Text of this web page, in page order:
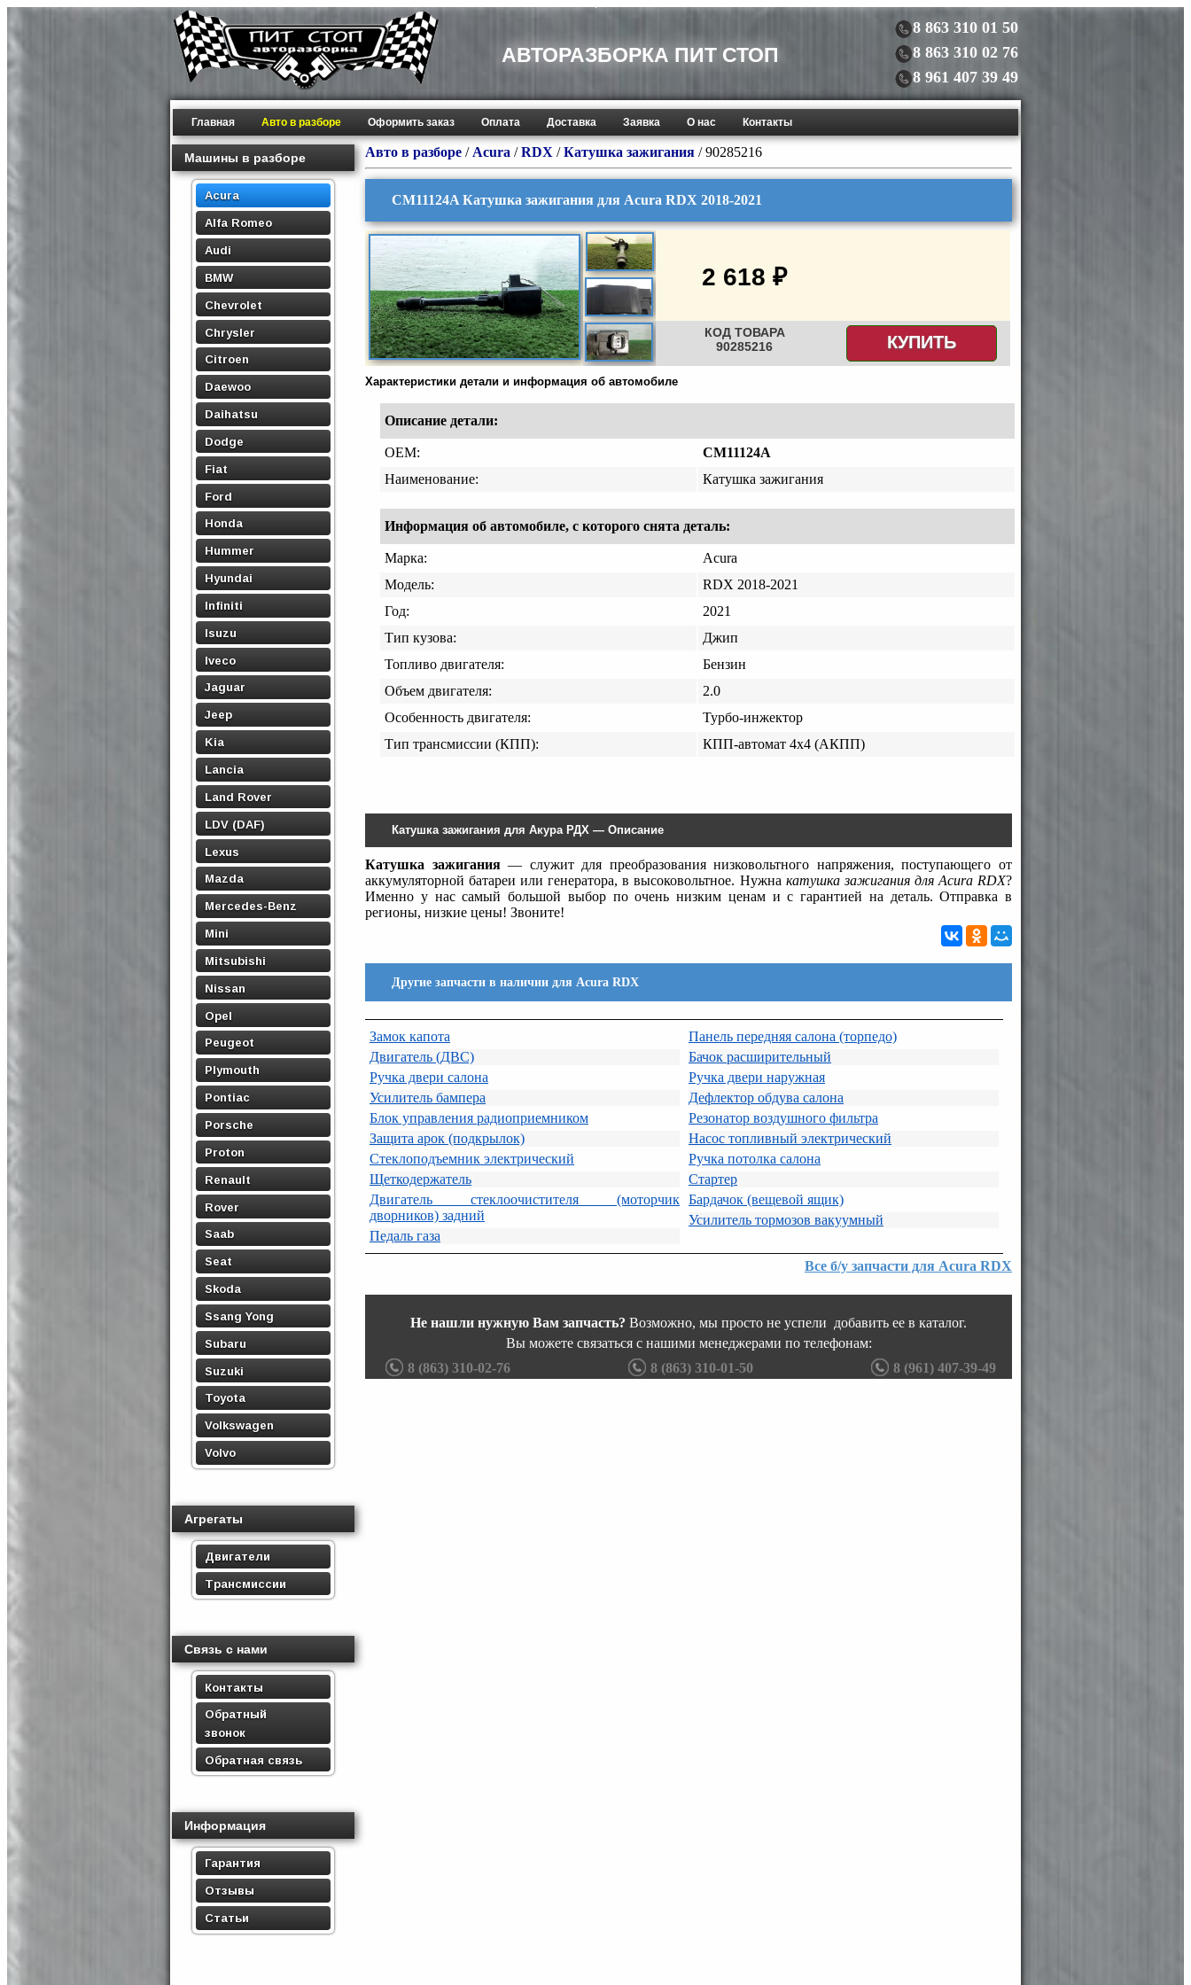
АВТОРАЗБОРКА ПИТ СТОП
8 863 310 01 50
8 863 310 02 76
8 961 407 39 49
Главная Авто в разборе Оформить заказ Оплата Доставка Заявка О нас Контакты
Машины в разборе
Acura
Alfa Romeo
Audi
BMW
Chevrolet
Chrysler
Citroen
Daewoo
Daihatsu
Dodge
Fiat
Ford
Honda
Hummer
Hyundai
Infiniti
Isuzu
Iveco
Jaguar
Jeep
Kia
Lancia
Land Rover
LDV (DAF)
Lexus
Mazda
Mercedes-Benz
Mini
Mitsubishi
Nissan
Opel
Peugeot
Plymouth
Pontiac
Porsche
Proton
Renault
Rover
Saab
Seat
Skoda
Ssang Yong
Subaru
Suzuki
Toyota
Volkswagen
Volvo
Агрегаты
Двигатели
Трансмиссии
Связь с нами
Контакты
Обратный
звонок
Обратная связь
Информация
Гарантия
Отзывы
Статьи
Авто в разборе / Acura /RDX /Катушка зажигания / 90285216
CM11124A Катушка зажигания для Acura RDX 2018-2021
2 618 ₽
КОД ТОВАРА
90285216
КУПИТЬ
Характеристики детали и информация об автомобиле
Описание детали:
OEM:
CM11124A
Наименование:
Катушка зажигания
Информация об автомобиле, с которого снята деталь:
Марка:
Acura
Модель:
RDX 2018-2021
Год:
2021
Тип кузова:
Джип
Топливо двигателя:
Бензин
Объем двигателя:
2.0
Особенность двигателя:
Турбо-инжектор
Тип трансмиссии (КПП):
КПП-автомат 4x4 (АКПП)
Катушка зажигания для Акура РДХ — Описание
Катушка зажигания— служит для преобразования низковольтного напряжения, поступающего от
аккумуляторной батареи или генератора, в высоковольтное. Нужна катушка зажигания для Acura RDX?
Именно у нас самый большой выбор по очень низким ценам и с гарантией на деталь. Отправка в
регионы, низкие цены! Звоните!
Другие запчасти в наличии для Acura RDX
Замок капота
Двигатель (ДВС)
Ручка двери салона
Усилитель бампера
Блок управления радиоприемником
Защита арок (подкрылок)
Стеклоподъемник электрический
Щеткодержатель
Двигатель стеклоочистителя (моторчик
дворников) задний
Педаль газа
Панель передняя салона (торпедо)
Бачок расширительный
Ручка двери наружная
Дефлектор обдува салона
Резонатор воздушного фильтра
Насос топливный электрический
Ручка потолка салона
Стартер
Бардачок (вещевой ящик)
Усилитель тормозов вакуумный
Все б/у запчасти для Acura RDX
Не нашли нужную Вам запчасть? Возможно, мы просто не успели добавить ее в каталог.
Вы можете связаться с нашими менеджерами по телефонам:
8 (863) 310-02-76
8 (863) 310-01-50 8 (961) 407-39-49